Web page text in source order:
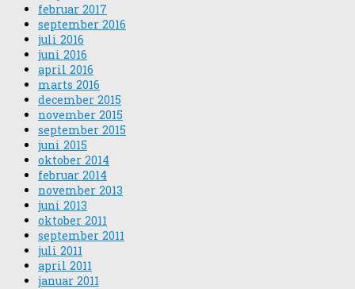
februar 2017
september 2016
juli 2016
juni 2016
april 2016
marts 2016
december 2015
november 2015
september 2015
juni 2015
oktober 2014
februar 2014
november 2013
juni 2013
oktober 2011
september 2011
juli 2011
april 2011
januar 2011